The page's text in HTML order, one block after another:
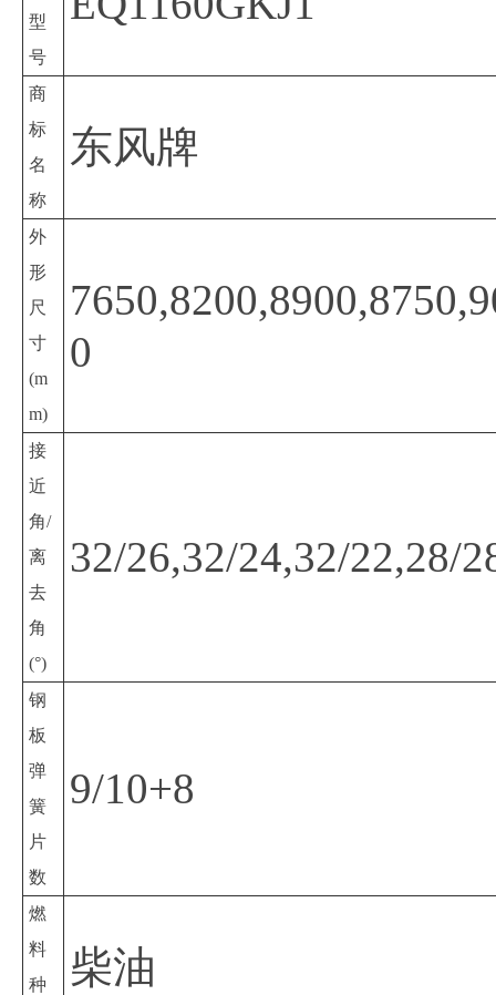
型
号
商
标
名
称
东风牌
外
形
尺
寸
(m
m)
0
接
近
角/
离
去
角
(°)
32/26,32/24,32/22,28/
钢
板
弹
簧
片
数
9/10+8
燃
料
种
柴油